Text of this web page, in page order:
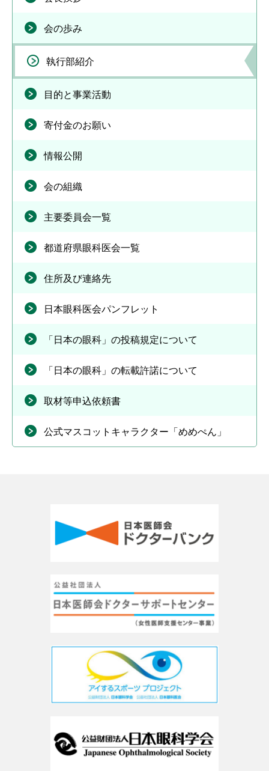
会の歩み
執行部紹介
目的と事業活動
寄付金のお願い
情報公開
会の組織
主要委員会一覧
都道府県眼科医会一覧
住所及び連絡先
日本眼科医会パンフレット
「日本の眼科」の投稿規定について
「日本の眼科」の転載許諾について
取材等申込依頼書
公式マスコットキャラクター「めめぺん」